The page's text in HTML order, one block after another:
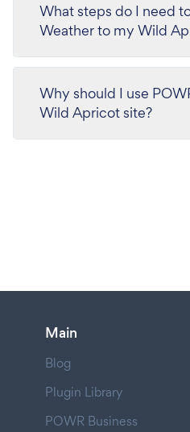
What steps do I need
Weather to my Wild
Why should I use
Wild Apricot site?
Main
Blog
Plugin Library
POWR Business